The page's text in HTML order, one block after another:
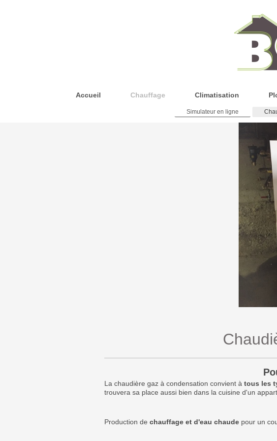
Accueil Chauffage Climatisation
Simulateur en ligne
La chaudière gaz à condensation convient à tous les
trouvera sa place aussi bien dans la cuisine d'un
Production de chauffage et d'eau chaude pour un